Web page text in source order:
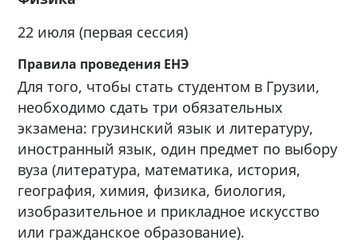
22 июля (первая сессия)
Правила проведения ЕНЭ
Для того, чтобы стать студентом в Грузии,
необходимо сдать три обязательных
экзамена: грузинский язык и литературу,
иностранный язык, один предмет по выбору
вуза (литература, математика, история,
география, химия, физика, биология,
изобразительное и прикладное искусство
или гражданское образование).